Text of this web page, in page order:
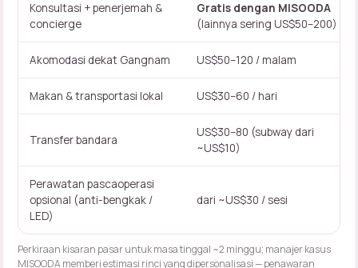
Konsultasi + penerjemah &
concierge
Gratis dengan MISOODA
(lainnya sering US$50–200)
Akomodasi dekat Gangnam US$50–120 / malam
Makan & transportasi lokal US$30–60 / hari
Transfer bandara
US$30–80 (subway dari
~US$10)
Perawatan pascaoperasi
opsional (anti-bengkak /
LED)
dari ~US$30 / sesi
Perkiraan kisaran pasar untuk masa tinggal ~2 minggu; manajer kasus
MISOODA memberi estimasi rinci yang dipersonalisasi —penawaran